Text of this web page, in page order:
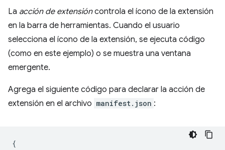
La acción de extensióncontrola el ícono de la extensión
en la barra de herramientas. Cuando el usuario
selecciona el ícono de la extensión, se ejecuta código
(como en este ejemplo) o se muestra una ventana
emergente.
Agrega el siguiente código para declarar la acción de
extensión en el archivo manifest.json :
{